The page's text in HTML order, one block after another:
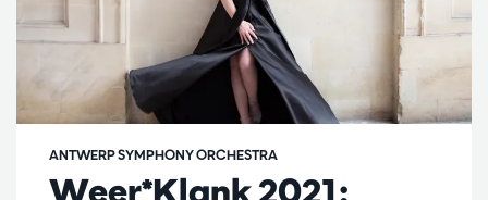
Weer*Klank 2021:
ANTWERP SYMPHONY ORCHESTRA